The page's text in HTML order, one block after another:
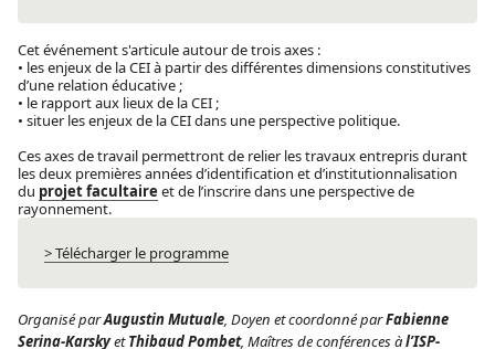
Cet événement s'articule autour de trois axes :
• les enjeux de la CEI à partir des différentes dimensions constitutives
d’une relation éducative ;
• le rapport aux lieux de la CEI ;
• situer les enjeux de la CEI dans une perspective politique.
Ces axes de travail permettront de relier les travaux entrepris durant
les deux premières années d’identification et d’institutionnalisation
du projet facultaire et de l’inscrire dans une perspective de
rayonnement.
> Télécharger le programme
Organisé parAugustin Mutuale, Doyen et coordonné parFabienne
Serina-KarskyetThibaud Pombet, Maîtres de conférences àl’ISP-